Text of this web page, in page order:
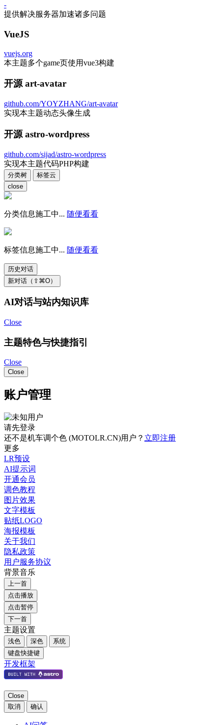
-
提供解决服务器加速诸多问题
VueJS
vuejs.org
本主题多个game页使用vue3构建
开源 art-avatar
github.com/YOYZHANG/art-avatar
实现本主题动态头像生成
开源 astro-wordpress
github.com/sijad/astro-wordpress
实现本主题代码PHP构建
分类树
标签云
close
分类信息施工中... 随便看看
标签信息施工中... 随便看看
历史对话
新对话（⇧⌘O）
AI对话与站内知识库
Close
主题特色与快捷指引
Close
Close
账户管理
请先登录
还不是机车调个色 (MOTOLR.CN)用户？ 立即注册
更多
LR预设
AI提示词
开通会员
调色教程
图片效果
文字模板
贴纸LOGO
海报模板
关于我们
隐私政策
用户服务协议
背景音乐
上一首
点击播放
点击暂停
下一首
主题设置
浅色 深色
系统
键盘快捷键
开发框架
Close
取消
确认